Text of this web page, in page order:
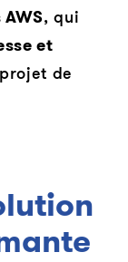
, qui
et
de